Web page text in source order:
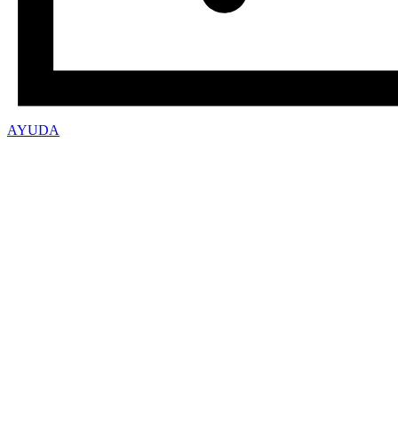
AYUDA